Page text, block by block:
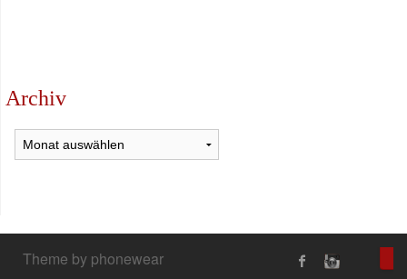
Archiv
Archiv
Theme by phonewear